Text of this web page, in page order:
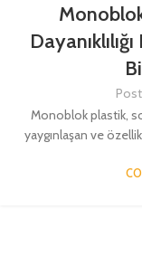
Monoblok plastik,
yaygınlaşan ve